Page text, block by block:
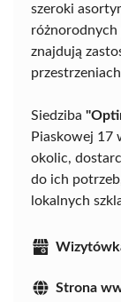
szeroki
znajdują
Siedziba
Piaskowej 17
okolic,
do ich
lokalnych
Strona